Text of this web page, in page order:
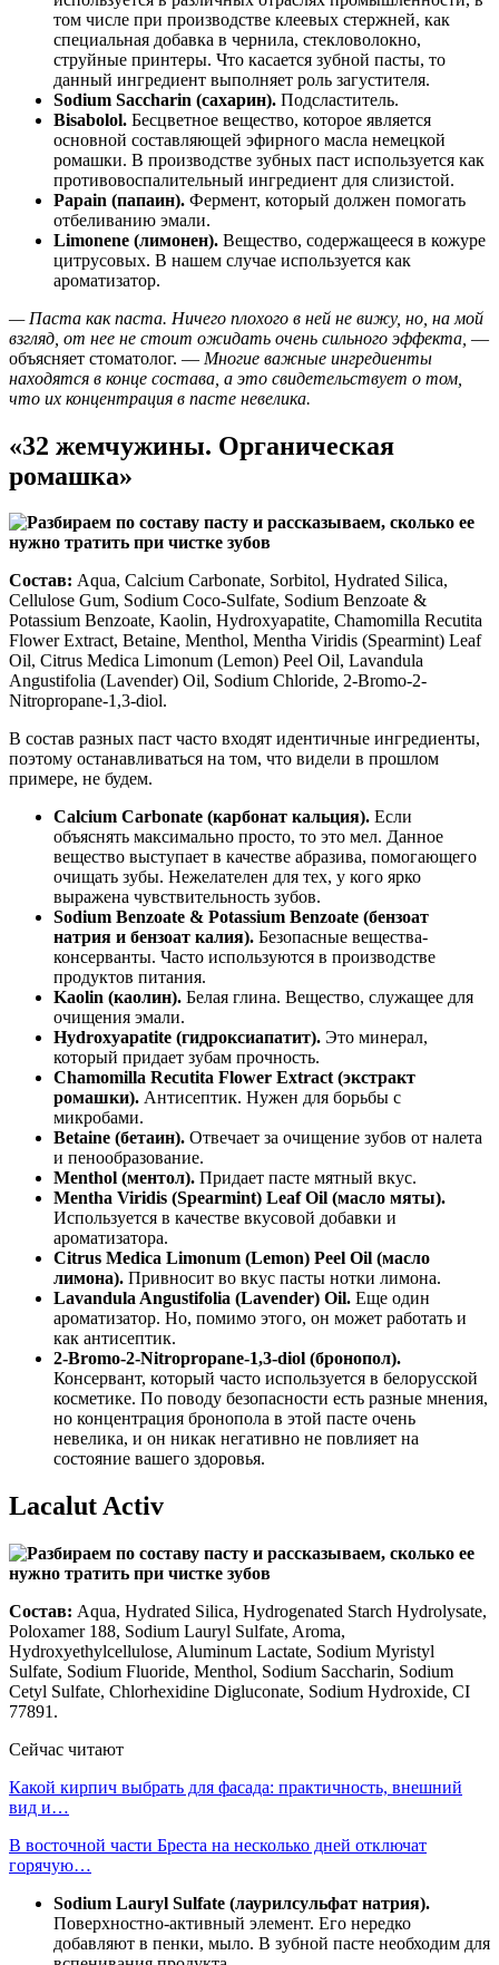
том числе при производстве клеевых стержней, как
специальная добавка в чернила, стекловолокно,
струйные принтеры. Что касается зубной пасты, то
данный ингредиент выполняет роль загустителя.
Sodium Saccharin (сахарин). Подсластитель.
Bisabolol. Бесцветное вещество, которое является
основной составляющей эфирного масла немецкой
ромашки. В производстве зубных паст используется как
противовоспалительный ингредиент для слизистой.
Papain (папаин). Фермент, который должен помогать
отбеливанию эмали.
Limonene (лимонен). Вещество, содержащееся в кожуре
цитрусовых. В нашем случае используется как
ароматизатор.
— Паста как паста. Ничего плохого в ней не вижу, но, на мой
взгляд, от нее не стоит ожидать очень сильного эффекта, —
объясняет стоматолог. — Многие важные ингредиенты
находятся в конце состава, а это свидетельствует о том,
что их концентрация в пасте невелика.
«32 жемчужины. Органическая
ромашка»
Состав: Aqua, Calcium Carbonate, Sorbitol, Hydrated Silica,
Cellulose Gum, Sodium Coco-Sulfate, Sodium Benzoate &
Potassium Benzoate, Kaolin, Hydroxyapatite, Chamomilla Recutita
Flower Extract, Betaine, Menthol, Mentha Viridis (Spearmint) Leaf
Oil, Citrus Medica Limonum (Lemon) Peel Oil, Lavandula
Angustifolia (Lavender) Oil, Sodium Chloride, 2-Bromo-2-
Nitropropane-1,3-diol.
В состав разных паст часто входят идентичные ингредиенты,
поэтому останавливаться на том, что видели в прошлом
примере, не будем.
Calcium Carbonate (карбонат кальция). Если
объяснять максимально просто, то это мел. Данное
вещество выступает в качестве абразива, помогающего
очищать зубы. Нежелателен для тех, у кого ярко
выражена чувствительность зубов.
Sodium Benzoate & Potassium Benzoate (бензоат
натрия и бензоат калия). Безопасные вещества-
консерванты. Часто используются в производстве
продуктов питания.
Kaolin (каолин). Белая глина. Вещество, служащее для
очищения эмали.
Hydroxyapatite (гидроксиапатит). Это минерал,
который придает зубам прочность.
Chamomilla Recutita Flower Extract (экстракт
ромашки). Антисептик. Нужен для борьбы с
микробами.
Betaine (бетаин). Отвечает за очищение зубов от налета
и пенообразование.
Menthol (ментол). Придает пасте мятный вкус.
Mentha Viridis (Spearmint) Leaf Oil (масло мяты).
Используется в качестве вкусовой добавки и
ароматизатора.
Citrus Medica Limonum (Lemon) Peel Oil (масло
лимона). Привносит во вкус пасты нотки лимона.
Lavandula Angustifolia (Lavender) Oil. Еще один
ароматизатор. Но, помимо этого, он может работать и
как антисептик.
2-Bromo-2-Nitropropane-1,3-diol (бронопол).
Консервант, который часто используется в белорусской
косметике. По поводу безопасности есть разные мнения,
но концентрация бронопола в этой пасте очень
невелика, и он никак негативно не повлияет на
состояние вашего здоровья.
Lacalut Activ
Состав: Aqua, Hydrated Silica, Hydrogenated Starch Hydrolysate,
Poloxamer 188, Sodium Lauryl Sulfate, Aroma,
Hydroxyethylcellulose, Aluminum Lactate, Sodium Myristyl
Sulfate, Sodium Fluoride, Menthol, Sodium Saccharin, Sodium
Cetyl Sulfate, Chlorhexidine Digluconate, Sodium Hydroxide, CI
77891.
Сейчас читают
Какой кирпич выбрать для фасада: практичность, внешний
вид и…
В восточной части Бреста на несколько дней отключат
горячую…
Sodium Lauryl Sulfate (лаурилсульфат натрия).
Поверхностно-активный элемент. Его нередко
добавляют в пенки, мыло. В зубной пасте необходим для